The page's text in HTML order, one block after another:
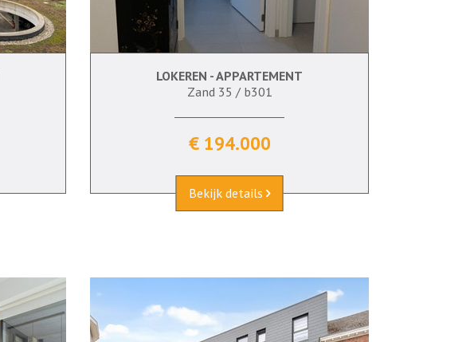
59 m² 2 Ja
LOKEREN - APPARTEMENT
Zand 35 / b301
€ 194.000
Bekijk details